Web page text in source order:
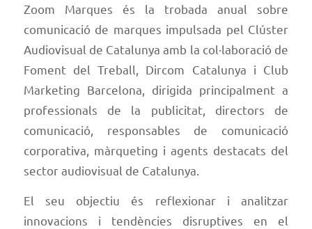
Zoom Marques és la trobada anual sobre
comunicació de marques impulsada pel Clúster
Audiovisual de Catalunya amb la col·laboració de
Foment del Treball, Dircom Catalunya i Club
Marketing Barcelona, dirigida principalment a
professionals de la publicitat, directors de
comunicació, responsables de comunicació
corporativa, màrqueting i agents destacats del
sector audiovisual de Catalunya.
El seu objectiu és reflexionar i analitzar
innovacions i tendències disruptives en el